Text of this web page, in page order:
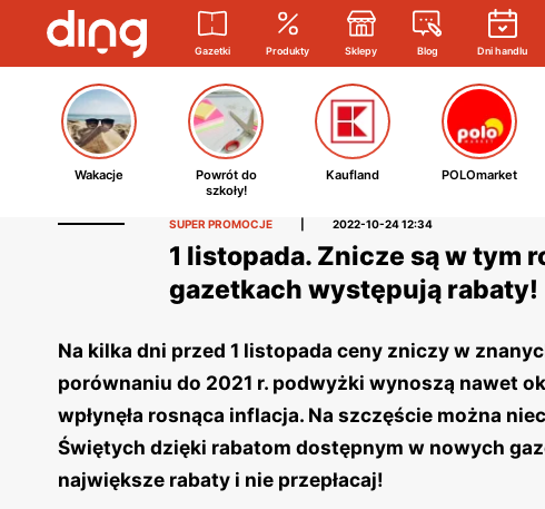
Gazetki Produkty Sklepy Blog Dni handlu
Wakacje
Powrót do
szkoły!
Kaufland POLOmarket
SUPER PROMOCJE 2022-10-24 12:34
1 listopada. Znicze są w tym
gazetkach występują rabaty!
Na kilka dni przed 1 listopada ceny zniczy w
porównaniu do 2021 r. podwyżki wynoszą nawet
wpłynęła rosnąca inflacja. Na szczęście można
Świętych dzięki rabatom dostępnym w nowych
największe rabaty i nie przepłacaj!